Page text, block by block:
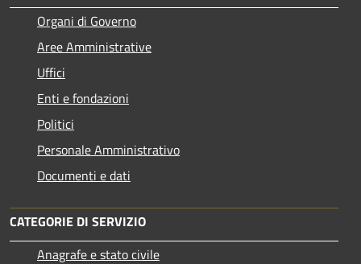
Organi di Governo
Aree Amministrative
Uffici
Enti e fondazioni
Politici
Personale Amministrativo
Documenti e dati
CATEGORIE DI SERVIZIO
Anagrafe e stato civile